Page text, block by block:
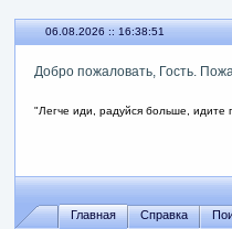
06.08.2026 :: 16:38:52
Добро пожаловать, Гость.
"Легче иди, радуйся больше,
Главная Справка